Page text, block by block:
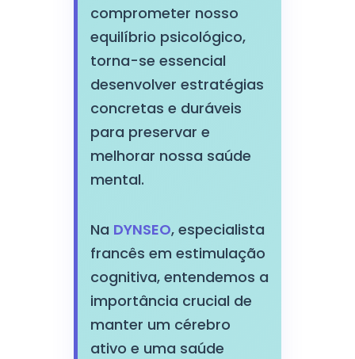
comprometer nosso
equilíbrio psicológico,
torna-se essencial
desenvolver estratégias
concretas e duráveis
para preservar e
melhorar nossa saúde
mental.
Na DYNSEO, especialista
francês em estimulação
cognitiva, entendemos a
importância crucial de
manter um cérebro
ativo e uma saúde